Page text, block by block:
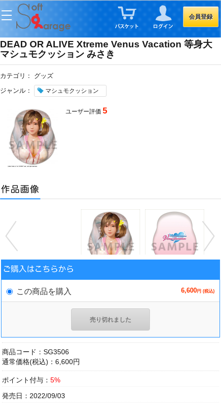
会員登録
DEAD OR ALIVE Xtreme Venus Vacation 等身大
マシュモクッション みさき
カテゴリ：
グッズ
ジャンル：
マシュモクッション
ユーザー評価5
この商品を購入 6,600円 (税込)
売り切れました
商品コード：SG3506
通常価格(税込)：6,600円
ポイント付与：5%
発売日：2022/09/03